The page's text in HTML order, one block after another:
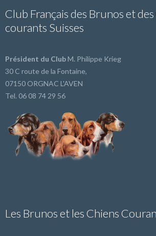
Club Français des Brunos et
courants Suisses
Président du ClubM. Philippe Krieg
30 C route de la Fontaine,
07150 ORGNAC L'AVEN
Tel. 06 08 74 29 56
Les Brunos et les Chiens